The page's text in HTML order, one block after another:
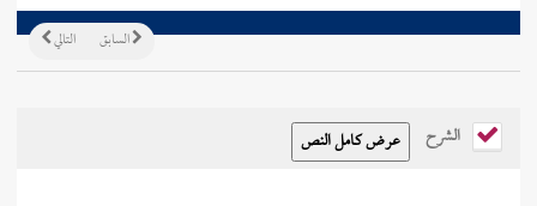
التالي السابق
الشرح